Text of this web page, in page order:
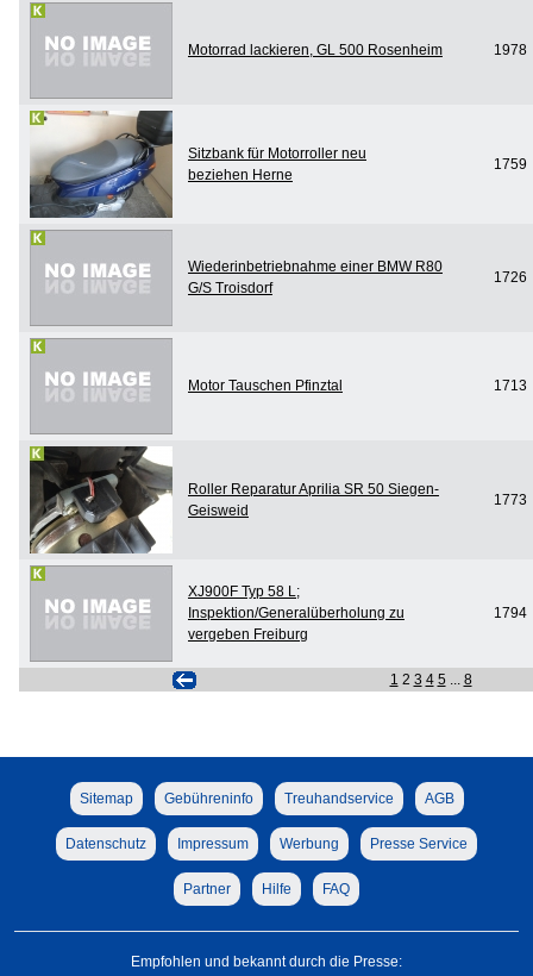
Motorrad lackieren, GL 500 Rosenheim 1978
Sitzbank für Motorroller neu
beziehen Herne
1759
Wiederinbetriebnahme einer BMW R80
G/S Troisdorf
1726
Motor Tauschen Pfinztal 1713
Roller Reparatur Aprilia SR 50 Siegen-
Geisweid
1773
XJ900F Typ 58 L;
Inspektion/Generalüberholung zu
vergeben Freiburg
1794
1 2 3 4 5 8
Sitemap Gebühreninfo Treuhandservice AGB
Datenschutz Impressum Werbung Presse Service
Partner Hilfe FAQ
Empfohlen und bekannt durch die Presse: